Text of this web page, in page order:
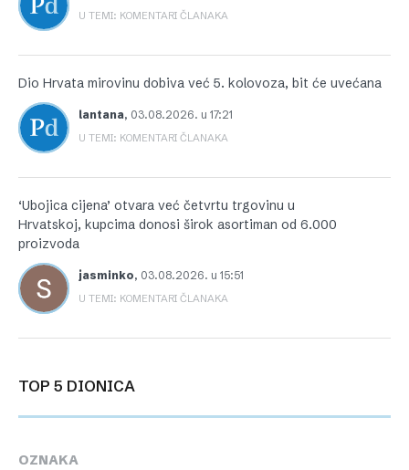
U TEMI: KOMENTARI ČLANAKA
Dio Hrvata mirovinu dobiva već 5. kolovoza, bit će uvećana
lantana, 03.08.2026. u 17:21
U TEMI: KOMENTARI ČLANAKA
‘Ubojica cijena’ otvara već četvrtu trgovinu u
Hrvatskoj, kupcima donosi širok asortiman od 6.000
proizvoda
jasminko, 03.08.2026. u 15:51
U TEMI: KOMENTARI ČLANAKA
TOP 5 DIONICA
OZNAKA